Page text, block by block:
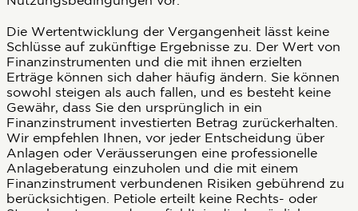
Die Wertentwicklung der Vergangenheit lässt keine
Schlüsse auf zukünftige Ergebnisse zu. Der Wert von
Finanzinstrumenten und die mit ihnen erzielten
Erträge können sich daher häufig ändern. Sie können
sowohl steigen als auch fallen, und es besteht keine
Gewähr, dass Sie den ursprünglich in ein
Finanzinstrument investierten Betrag zurückerhalten.
Wir empfehlen Ihnen, vor jeder Entscheidung über
Anlagen oder Veräusserungen eine professionelle
Anlageberatung einzuholen und die mit einem
Finanzinstrument verbundenen Risiken gebührend zu
berücksichtigen. Petiole erteilt keine Rechts- oder